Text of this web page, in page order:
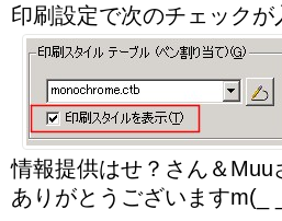
印刷設定で次のチェック
情報提供はせ？さん＆Muu
ありがとうございますm(_